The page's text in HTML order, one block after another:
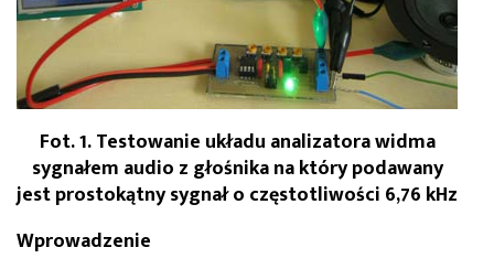
Fot. 1. Testowanie układu analizatora widma
sygnałem audio z głośnika na który podawany
jest prostokątny sygnał o częstotliwości 6,76 kHz
Wprowadzenie